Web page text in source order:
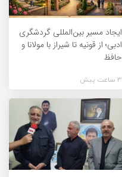
ایجاد مسیر بین‌المللی گردشگری
ادبی؛ از قونیه تا شیراز با مولانا و
حافظ
3 ساعت پیش